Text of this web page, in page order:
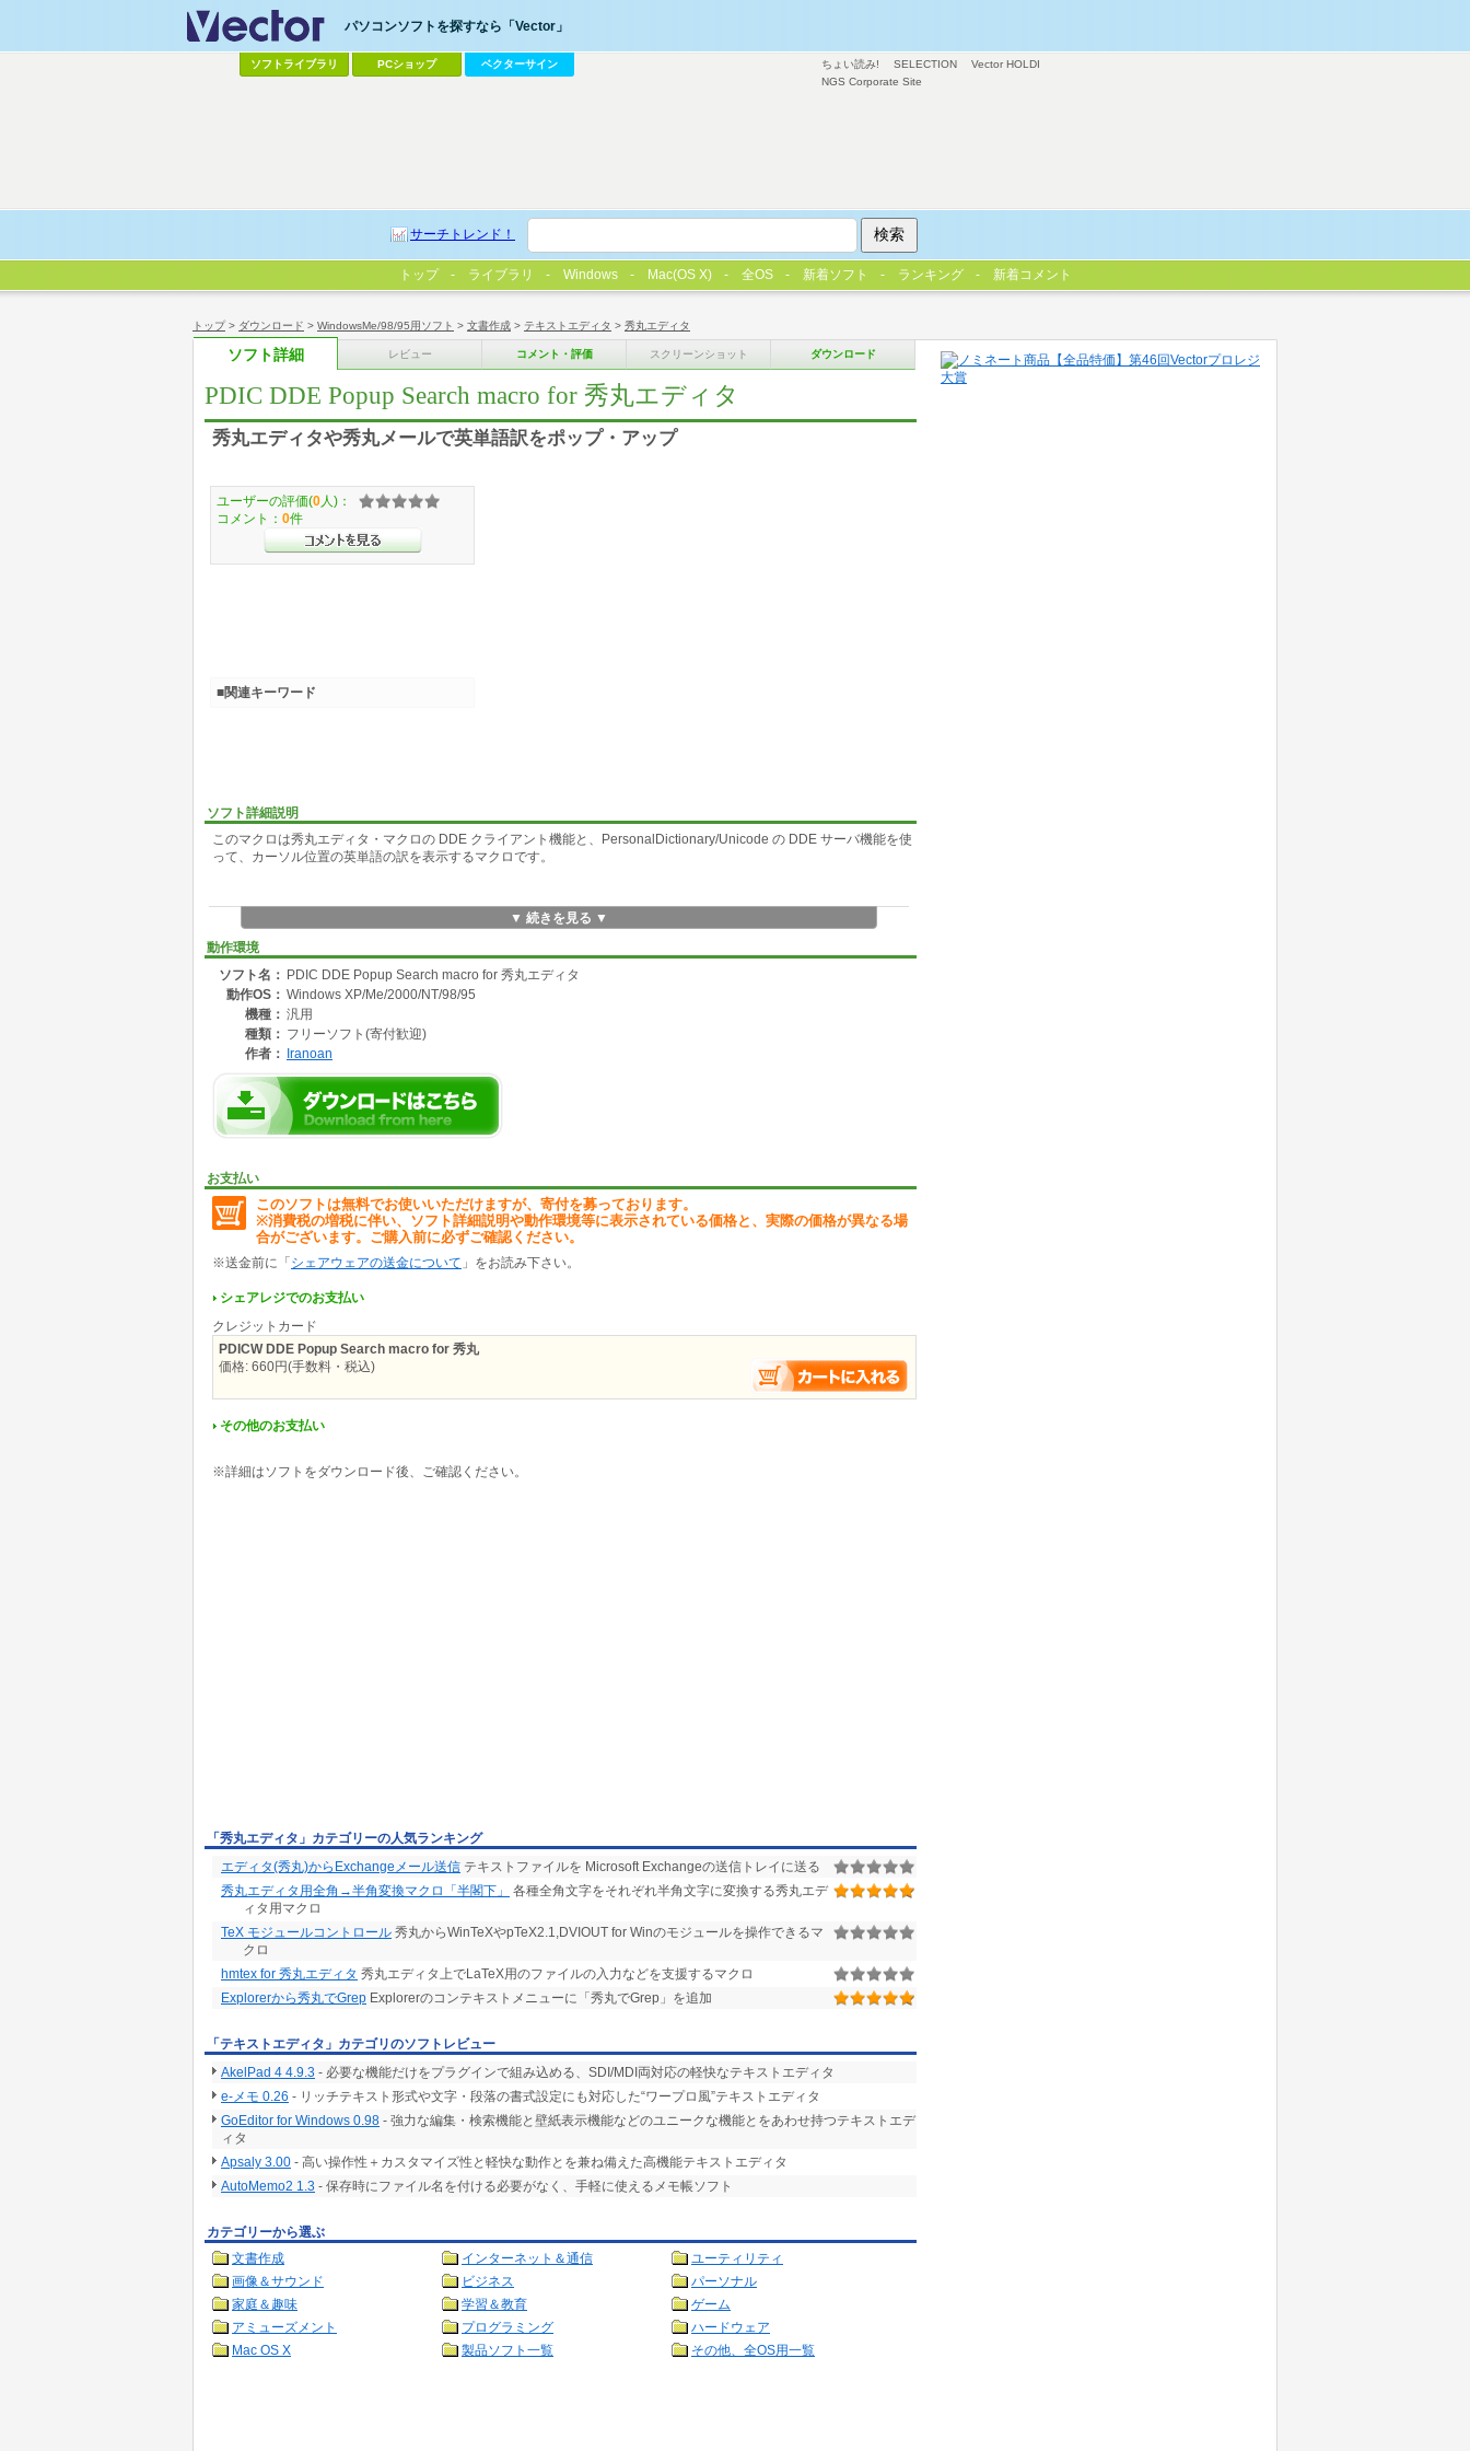
トップ> ダウンロード > WindowsMe/98/95用ソフト > 文書作成 > テキストエディタ > 秀丸エディタ
ソフト詳細 レビュー コメント・評価 スクリーンショット ダウンロード
PDIC DDE Popup Search macro for 秀丸エディタ
秀丸エディタや秀丸メールで英単語訳をポップ・アップ
ソフト詳細説明
このマクロは秀丸エディタ・マクロの DDE クライアント機能と、PersonalDictionary/Unicode の DDE サーバ機能を使
って、カーソル位置の英単語の訳を表示するマクロです。
▼ 続きを見る ▼
動作環境
ソフト名： PDIC DDE Popup Search macro for 秀丸エディタ
動作OS： Windows XP/Me/2000/NT/98/95
機種： 汎用
種類： フリーソフト(寄付歓迎)
作者： Iranoan
お支払い
このソフトは無料でお使いいただけますが、寄付を募っております。
※消費税の増税に伴い、ソフト詳細説明や動作環境等に表示されている価格と、実際の価格が異なる場
合がございます。ご購入前に必ずご確認ください。
※送金前に「 シェアウェアの送金について 」をお読み下さい。
シェアレジでのお支払い
クレジットカード
PDICW DDE Popup Search macro for 秀丸
価格: 660円(手数料・税込)
その他のお支払い
※詳細はソフトをダウンロード後、ご確認ください。
ユーザーの評価(0 人)：
コメント： 0件
■関連キーワード
「秀丸エディタ」カテゴリーの人気ランキング
エディタ(秀丸)からExchangeメール送信 テキストファイルを Microsoft Exchangeの送信トレイに送る
秀丸エディタ用全角→半角変換マクロ「半閣下」
各種全角文字をそれぞれ半角文字に変換する秀丸エデ
ィタ用マクロ
TeX モジュールコントロール 秀丸からWinTeXやpTeX2.1,DVIOUT for Winのモジュールを操作できるマ
クロ
hmtex for 秀丸エディタ 秀丸エディタ上でLaTeX用のファイルの入力などを支援するマクロ
Explorerから秀丸でGrep Explorerのコンテキストメニューに「秀丸でGrep」を追加
「テキストエディタ」カテゴリのソフトレビュー
AkelPad 4 4.9.3 - 必要な機能だけをプラグインで組み込める、SDI/MDI両対応の軽快なテキストエディタ
e-メモ 0.26 - リッチテキスト形式や文字・段落の書式設定にも対応した“ワープロ風”テキストエディタ
GoEditor for Windows 0.98 - 強力な編集・検索機能と壁紙表示機能などのユニークな機能とをあわせ持つテキストエデ
ィタ
Apsaly 3.00 - 高い操作性＋カスタマイズ性と軽快な動作とを兼ね備えた高機能テキストエディタ
AutoMemo2 1.3 - 保存時にファイル名を付ける必要がなく、手軽に使えるメモ帳ソフト
カテゴリーから選ぶ
文書作成
インターネット＆通信
ユーティリティ
画像＆サウンド
ビジネス
パーソナル
家庭＆趣味
学習＆教育
ゲーム
アミューズメント
プログラミング
ハードウェア
Mac OS X
製品ソフト一覧 その他、全OS用一覧
ちょい読み! SELECTION
Vector HOLDI
NGS Corporate Site
パソコンソフトを探すなら「Vector」
ソフトライブラリ PCショップ ベクターサイン
サーチトレンド！
トップ ライブラリ Windows Mac(OS X) 全OS 新着ソフト ランキング 新着コメント